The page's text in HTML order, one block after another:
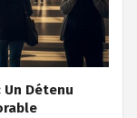
Un Détenu